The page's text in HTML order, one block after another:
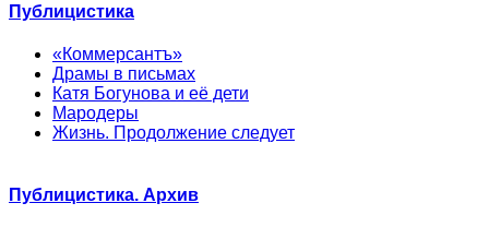
Публицистика
«Коммерсантъ»
Драмы в письмах
Катя Богунова и её дети
Мародеры
Жизнь. Продолжение следует
Публицистика. Архив